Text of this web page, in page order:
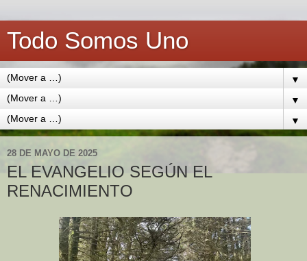
Todo Somos Uno
▼
▼
▼
28 DE MAYO DE 2025
EL EVANGELIO SEGÚN EL
RENACIMIENTO